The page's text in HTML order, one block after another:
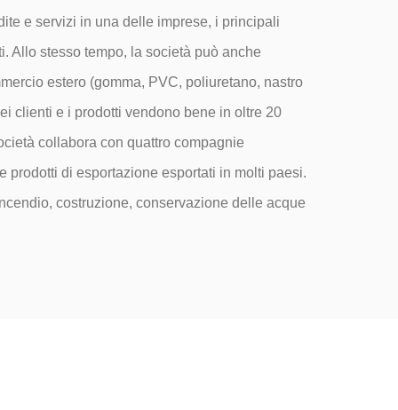
e servizi in una delle imprese, i principali
Allo stesso tempo, la società può anche
estero (gomma, PVC, poliuretano, nastro
clienti e i prodotti vendono bene in oltre 20
collabora con quattro compagnie
prodotti di esportazione esportati in molti paesi.
costruzione, conservazione delle acque